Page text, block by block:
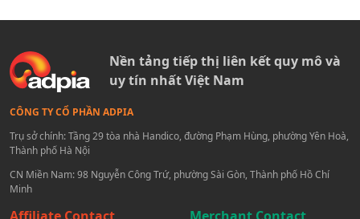
Nền tảng tiếp thị liên kết quy mô và
uy tín nhất Việt Nam
CÔNG TY CỔ PHẦN ADPIA
Trụ sở chính: Tầng 29 tòa nhà Handico, đường Phạm Hùng, phường Yên Hoà,
Thành phố Hà Nội
CN Miền Nam: 98 Nguyễn Công Trứ, phường Sài Gòn, Thành phố Hồ Chí
Minh